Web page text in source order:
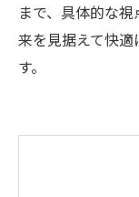
まで、具体的な
来を見据えて快
す。